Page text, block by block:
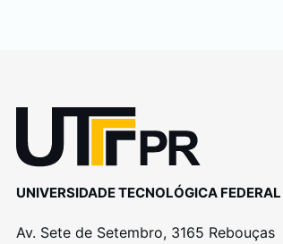
UNIVERSIDADE TECNOLÓGICA
Av. Sete de Setembro, 3165 Rebouças